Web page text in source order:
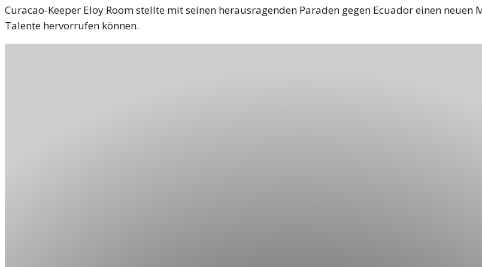
Curacao-Keeper Eloy Room stellte mit seinen herausragenden Paraden gegen Ecuador einen
Talente hervorrufen können.